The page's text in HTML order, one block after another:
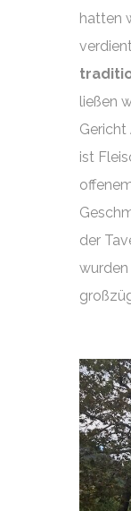
hatten
ließen
Gericht
ist
der
wurden